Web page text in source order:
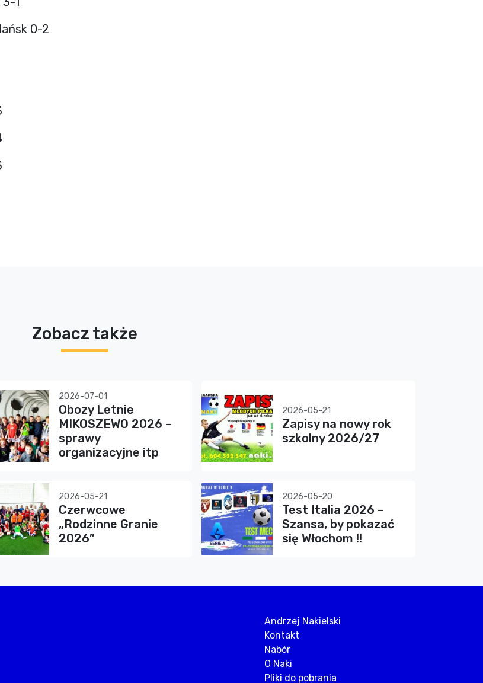
0-2
Zobacz także
2026-07-01
Obozy Letnie
MIKOSZEWO 2026 –
sprawy
organizacyjne itp
2026-05-21
Zapisy na nowy rok
szkolny 2026/27
2026-05-21
Czerwcowe
„Rodzinne Granie
2026”
2026-05-20
Test Italia 2026 –
Szansa, by pokazać
się Włochom !!
Andrzej Nakielski
Kontakt
Nabór
O Naki
Pliki do pobrania